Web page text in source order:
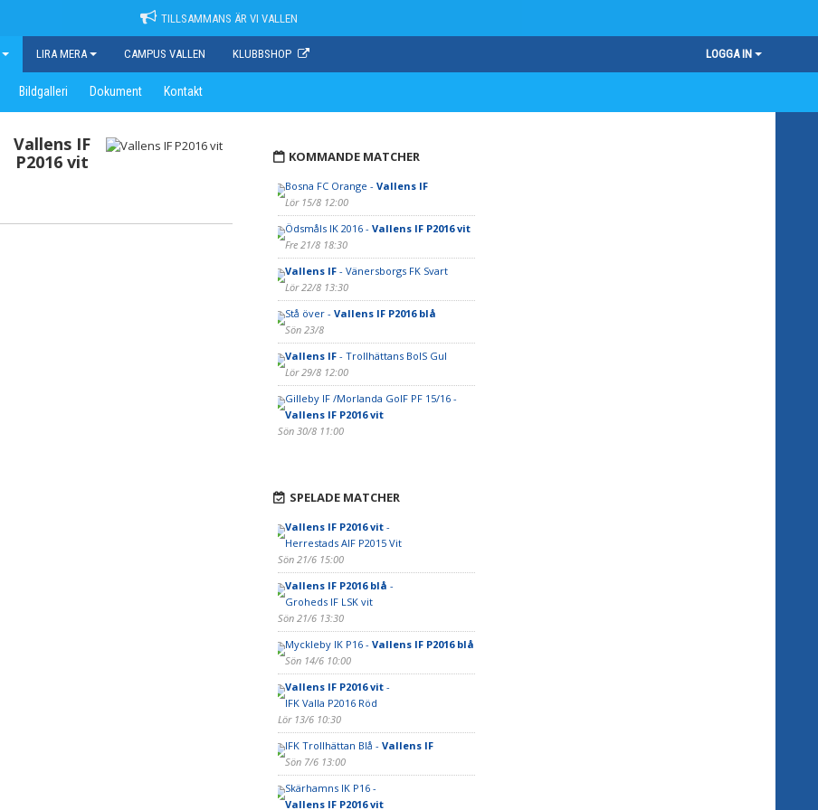
TILLSAMMANS ÄR VI VALLEN
LIRA MERA CAMPUS VALLEN KLUBBSHOP LOGGA IN
Bildgalleri Dokument Kontakt
Vallens IF
P2016 vit
KOMMANDE MATCHER
Bosna FC Orange - Vallens IF
Lör 15/8 12:00
Ödsmåls IK 2016 - Vallens IF P2016 vit
Fre 21/8 18:30
Vallens IF- Vänersborgs FK Svart
Lör 22/8 13:30
Stå över - Vallens IF P2016 blå
Sön 23/8
Vallens IF- Trollhättans BoIS Gul
Lör 29/8 12:00
Gilleby IF /Morlanda GoIF PF 15/16 -
Vallens IF P2016 vit
Sön 30/8 11:00
SPELADE MATCHER
Vallens IF P2016 vit-
Herrestads AIF P2015 Vit
Sön 21/6 15:00
Vallens IF P2016 blå -
Groheds IF LSK vit
Sön 21/6 13:30
Myckleby IK P16 - Vallens IF P2016 blå
Sön 14/6 10:00
Vallens IF P2016 vit-
IFK Valla P2016 Röd
Lör 13/6 10:30
IFK Trollhättan Blå - Vallens IF
Sön 7/6 13:00
Skärhamns IK P16 -
Vallens IF P2016 vit